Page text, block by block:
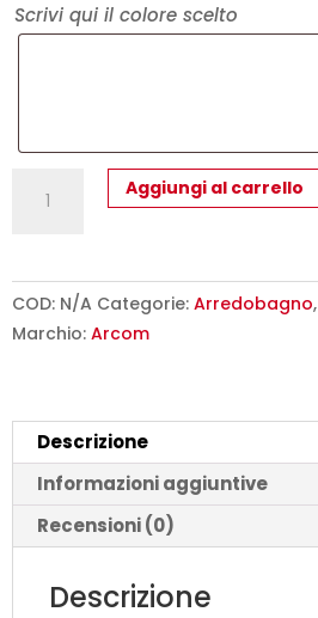
Scrivi qui il colore scelto
Bagno
cm
Sospeso
Arcom
Minimal
COMP
07
Aggiungi al carrello
COD: N/A Categorie: Arredobagno,
Marchio: Arcom
Descrizione
Informazioni aggiuntive
Recensioni (0)
Descrizione